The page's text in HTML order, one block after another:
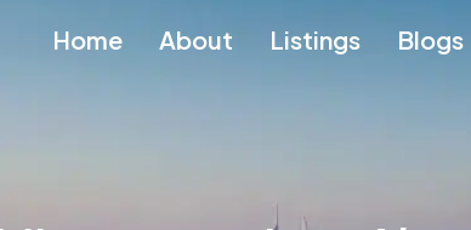
Home About Listings Blogs